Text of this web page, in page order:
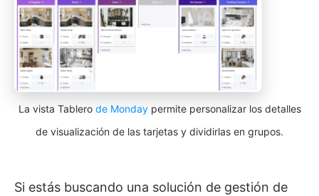
La vista Tablero de Mondaypermite personalizar los detalles
de visualización de las tarjetas y dividirlas en grupos.
Si estás buscando una solución de gestión de